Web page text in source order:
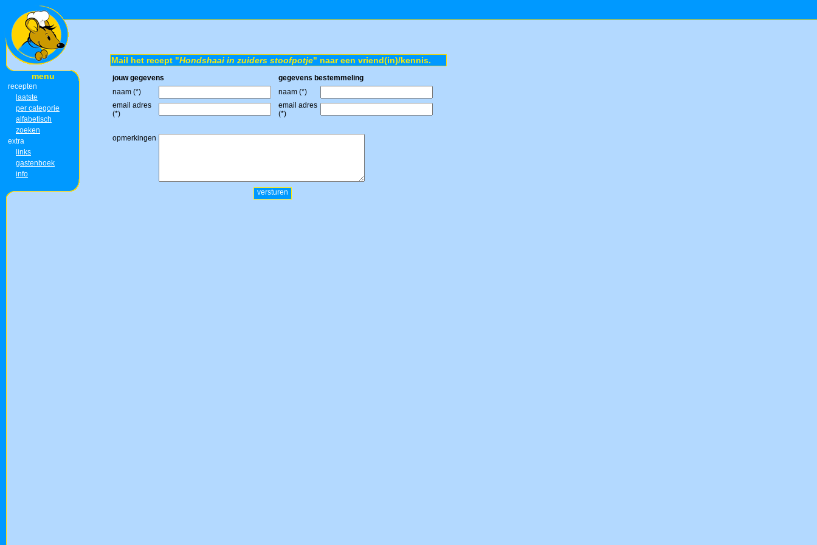
menu
recepten
laatste
per categorie
alfabetisch
zoeken
extra
links
gastenboek
info
Mail het recept "Hondshaai in zuiders stoofpotje" naar een vriend(in)/kennis.
jouw gegevens
gegevens bestemmeling
naam (*)
naam (*)
email adres
(*)
email adres
(*)
opmerkingen